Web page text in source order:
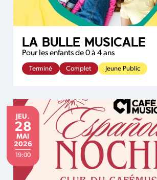
LA BULLE MUSICALE
Pour les enfants de 0 à 4 ans
Terminé Complet Jeune Public
JEUDI
JEU.
28
MAI
MAI
2026
19:00